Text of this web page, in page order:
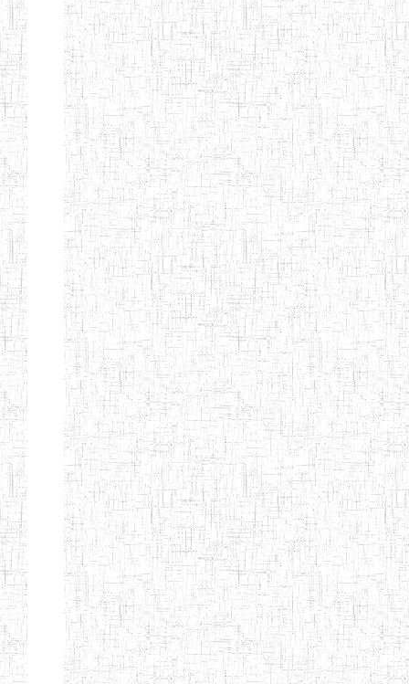
Afficher Page 13 sur 13 Total: 307
Début Préc. 4 5 6 7 8
9
13
Suivant Fin
GTTTC
KUMBA
13/08/2013 ENIET Public
GTTC AKWA-
BAKASSI
27/08/2013 ENIEG Public
GTTC
MUNDEMBA
01/08/1997 ENIEG Public
Etablissements
d'enseignement
secondaire
technique
et
professionnel